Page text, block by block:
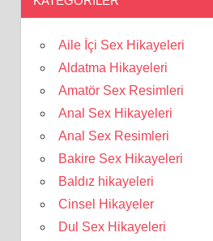
Aile İçi Sex Hikayeleri
Aldatma Hikayeleri
Amatör Sex Resimleri
Anal Sex Hikayeleri
Anal Sex Resimleri
Bakire Sex Hikayeleri
Baldız hikayeleri
Cinsel Hikayeler
Dul Sex Hikayeleri